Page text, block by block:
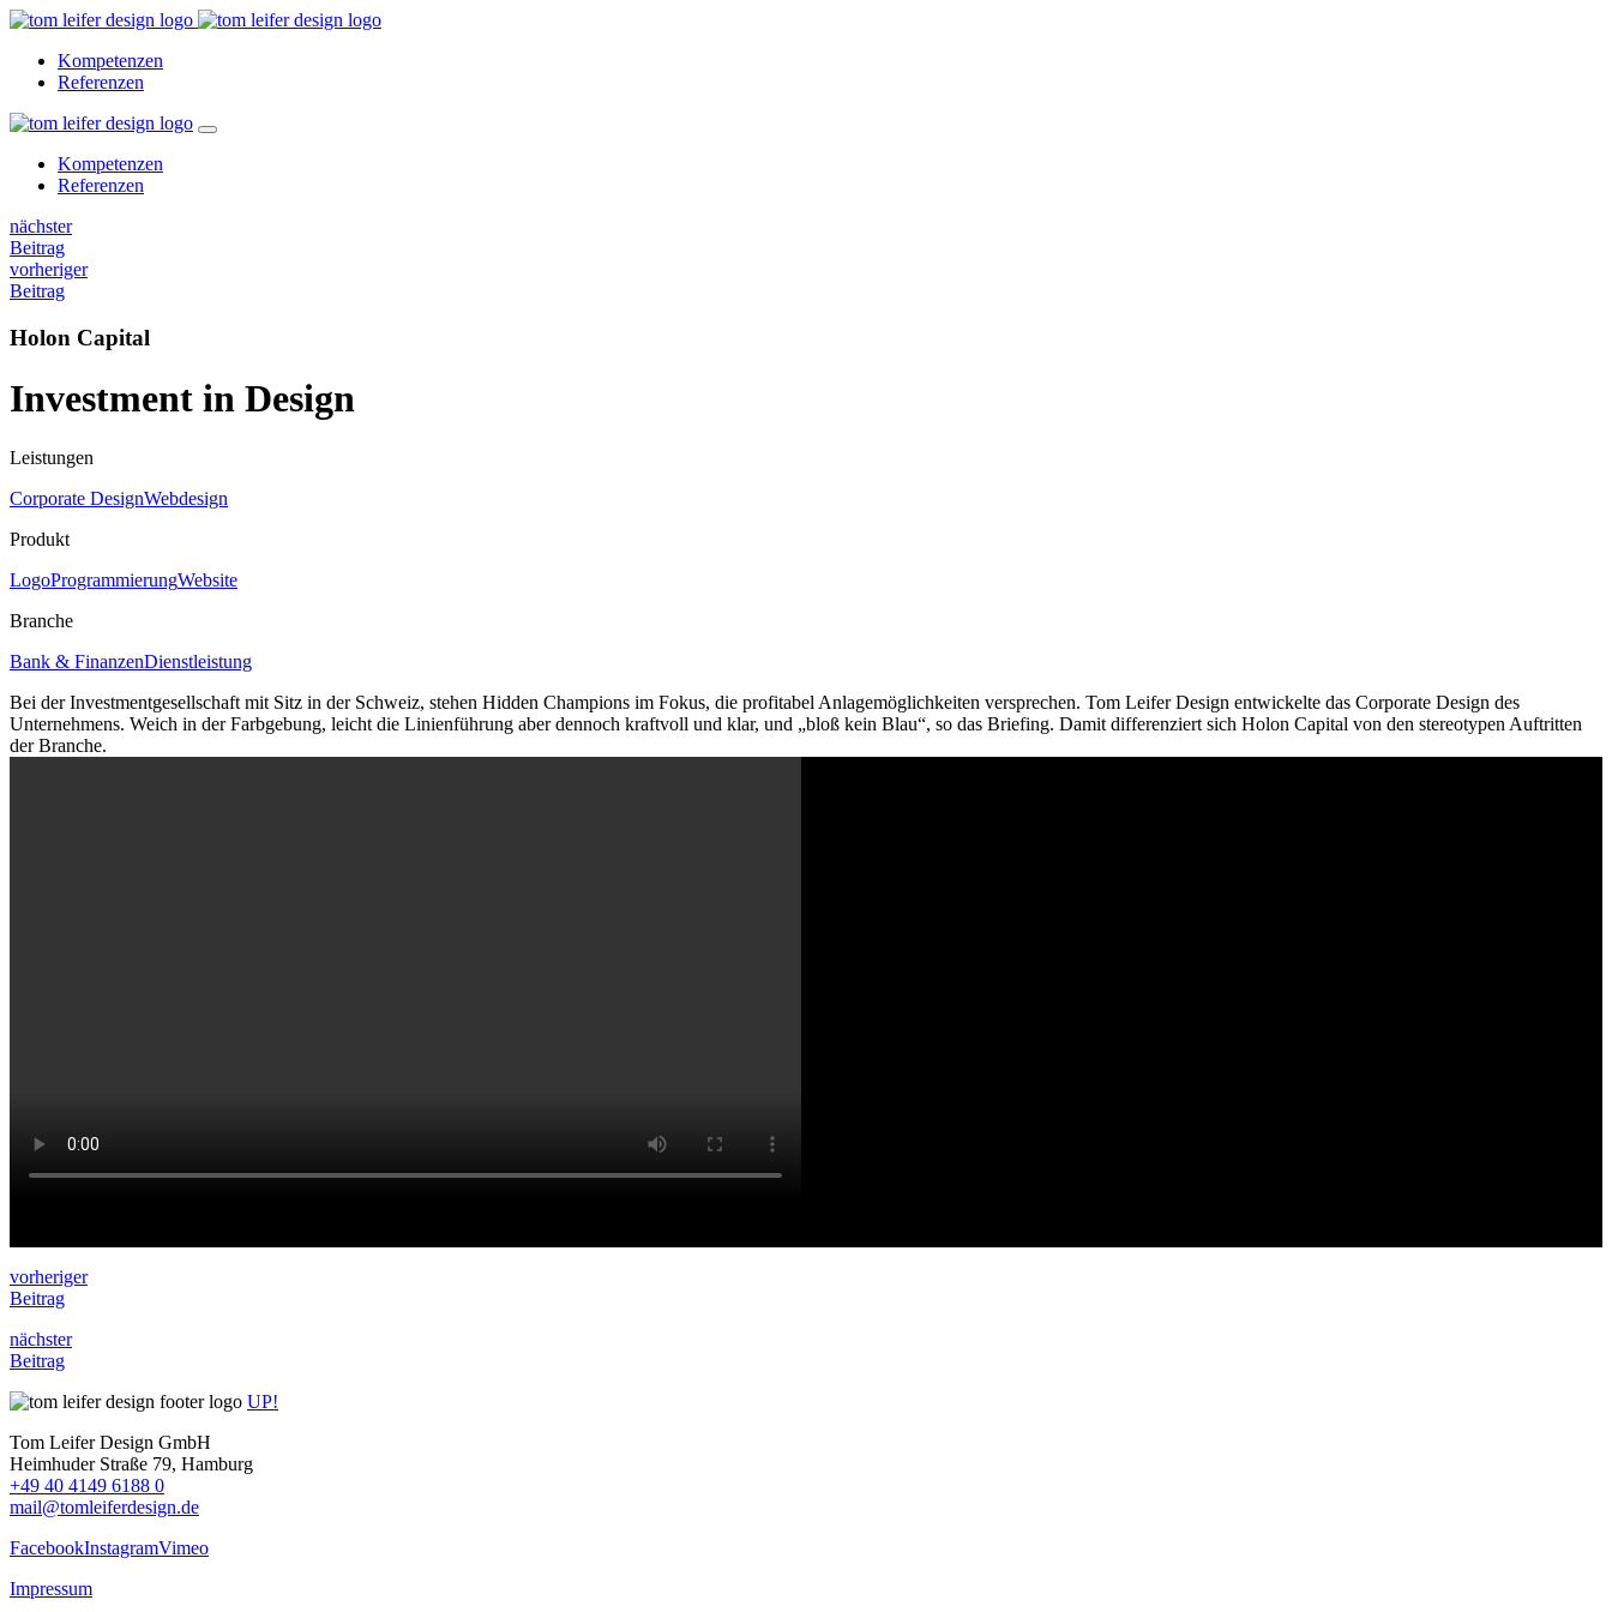
Kompetenzen
Referenzen
Kompetenzen
Referenzen
nächster
Beitrag
vorheriger
Beitrag
Holon Capital
Investment in Design
Leistungen
Corporate DesignWebdesign
Produkt
LogoProgrammierungWebsite
Branche
Bank & FinanzenDienstleistung
Bei der Investmentgesellschaft mit Sitz in der Schweiz, stehen Hidden Champions im Fokus, die profitabel Anlagemöglichkeiten versprechen. Tom Leifer Design entwickelte das Corporate Design des
Unternehmens. Weich in der Farbgebung, leicht die Linienführung aber dennoch kraftvoll und klar, und „bloß kein Blau“, so das Briefing. Damit differenziert sich Holon Capital von den stereotypen Auftritten
der Branche.
vorheriger
Beitrag
nächster
Beitrag
UP!
Tom Leifer Design GmbH
Heimhuder Straße 79, Hamburg
+49 40 4149 6188 0
mail@tomleiferdesign.de
FacebookInstagramVimeo
Impressum